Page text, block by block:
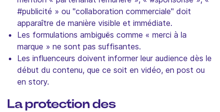
#publicité » ou "collaboration commerciale" doit
apparaître de manière visible et immédiate.
Les formulations ambiguës comme « merci à la
marque » ne sont pas suffisantes.
Les influenceurs doivent informer leur audience dès le
début du contenu, que ce soit en vidéo, en post ou
en story.
La protection des